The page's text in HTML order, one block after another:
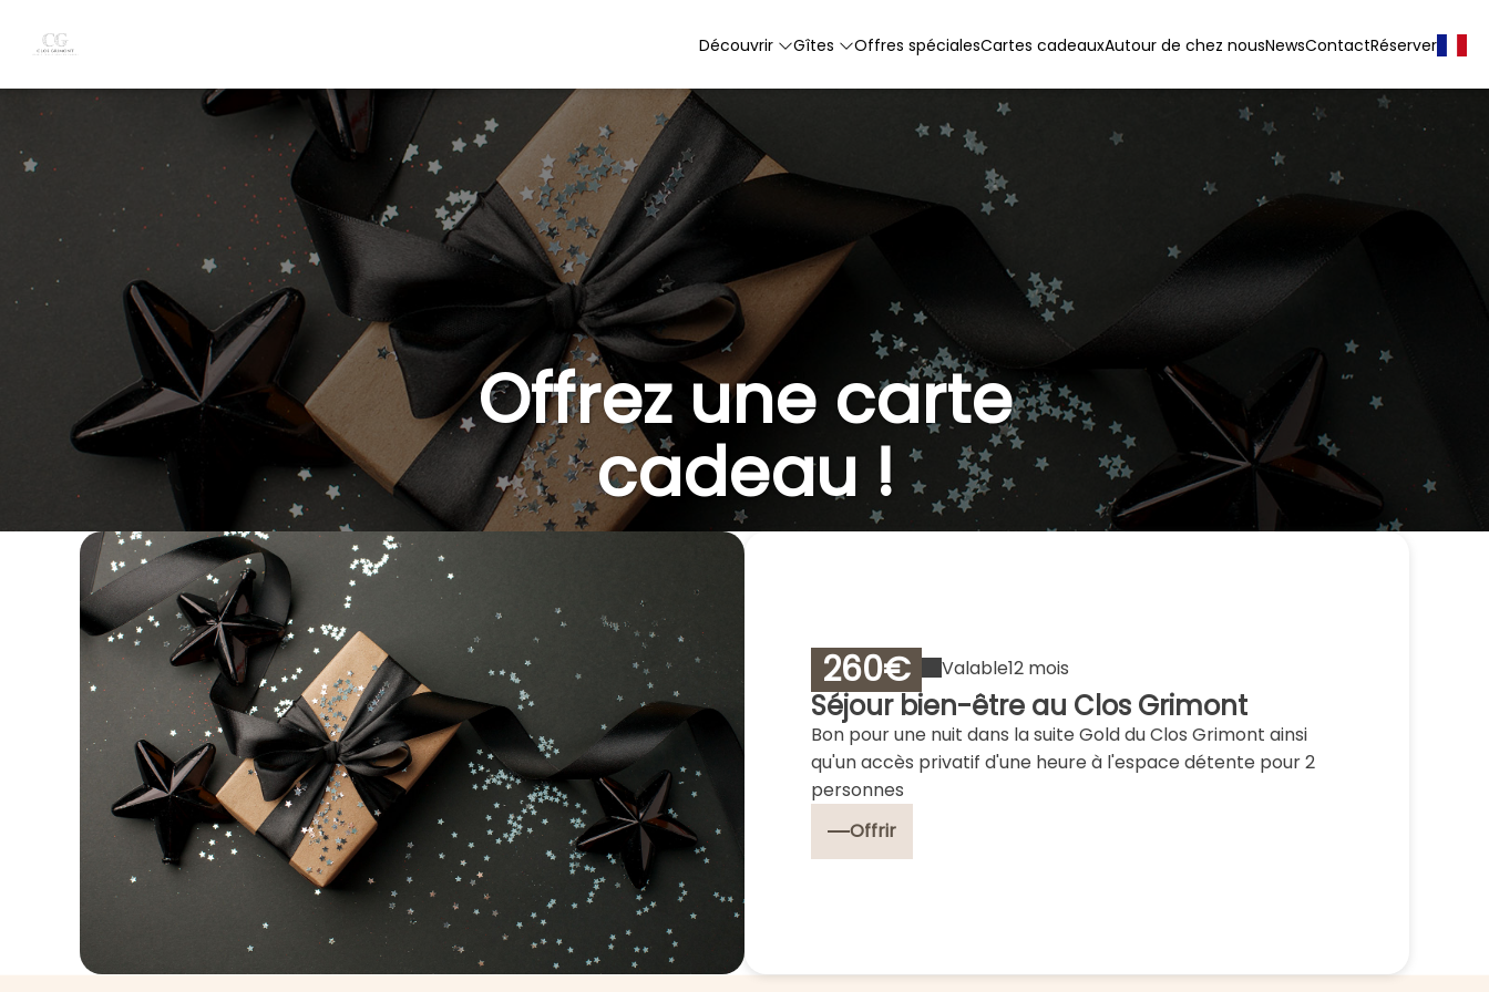
Découvrir Gîtes Offres spécialesCartes cadeauxAutour de chez nousNewsContactRéserver
Offrez une carte
cadeau !
260€ Valable12 mois
Séjour bien-être au Clos Grimont
Bon pour une nuit dans la suite Gold du Clos Grimont ainsi
qu'un accès privatif d'une heure à l'espace détente pour 2
personnes
Offrir